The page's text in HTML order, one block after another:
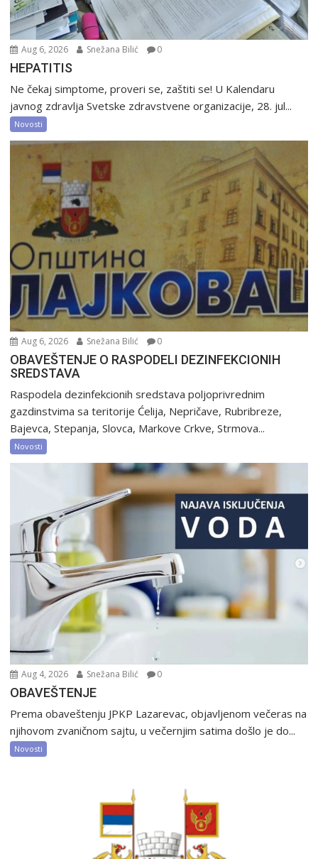
Aug 6, 2026 Snežana Bilić 0
HEPATITIS
Ne čekaj simptome, proveri se, zaštiti se! U Kalendaru
javnog zdravlja Svetske zdravstvene organizacije, 28. jul...
Novosti
Aug 6, 2026 Snežana Bilić 0
OBAVEŠTENJE O RASPODELI DEZINFEKCIONIH
SREDSTAVA
Raspodela dezinfekcionih sredstava poljoprivrednim
gazdinstvima sa teritorije Ćelija, Nepričave, Rubribreze,
Bajevca, Stepanja, Slovca, Markove Crkve, Strmova...
Novosti
Aug 4, 2026 Snežana Bilić 0
OBAVEŠTENJE
Prema obaveštenju JPKP Lazarevac, objavljenom večeras na
njihovom zvaničnom sajtu, u večernjim satima došlo je do...
Novosti